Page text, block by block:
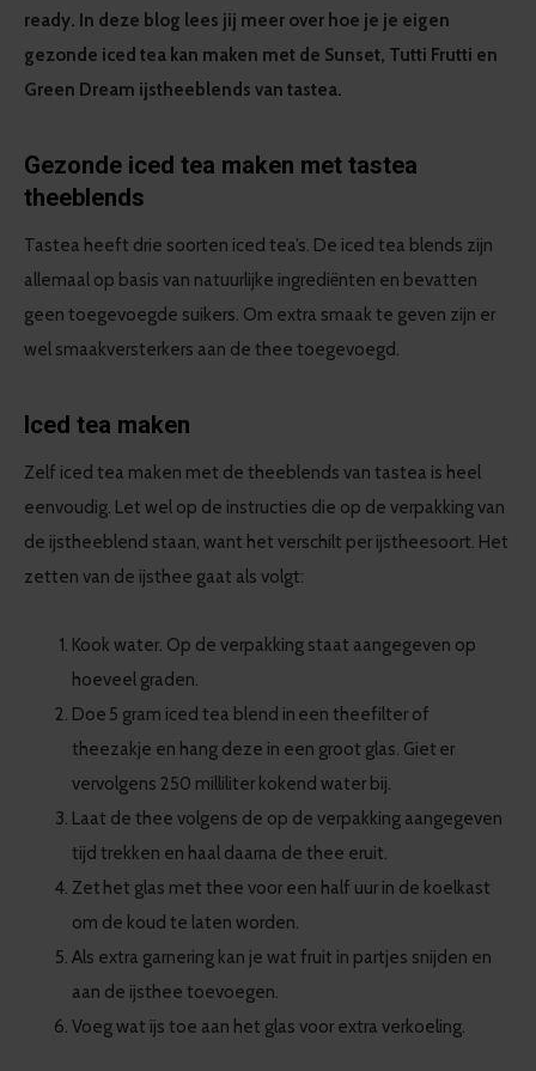
ready. In deze blog lees jij meer over hoe je je eigen
gezonde iced tea kan maken met de Sunset, Tutti Frutti en
Green Dream ijstheeblends van tastea.
Gezonde iced tea maken met tastea
theeblends
Tastea heeft drie soorten iced tea’s. De iced tea blends zijn
allemaal op basis van natuurlijke ingrediënten en bevatten
geen toegevoegde suikers. Om extra smaak te geven zijn er
wel smaakversterkers aan de thee toegevoegd.
Iced tea maken
Zelf iced tea maken met de theeblends van tastea is heel
eenvoudig. Let wel op de instructies die op de verpakking van
de ijstheeblend staan, want het verschilt per ijstheesoort. Het
zetten van de ijsthee gaat als volgt:
Kook water. Op de verpakking staat aangegeven op
hoeveel graden.
Doe 5 gram iced tea blend in een theefilter of
theezakje en hang deze in een groot glas. Giet er
vervolgens 250 milliliter kokend water bij.
Laat de thee volgens de op de verpakking aangegeven
tijd trekken en haal daarna de thee eruit.
Zet het glas met thee voor een half uur in de koelkast
om de koud te laten worden.
Als extra garnering kan je wat fruit in partjes snijden en
aan de ijsthee toevoegen.
Voeg wat ijs toe aan het glas voor extra verkoeling.